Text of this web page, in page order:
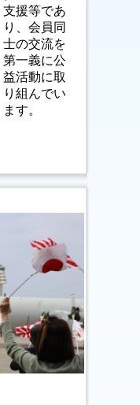
支援等であ
り、会員同
士の交流を
第一義に公
益活動に取
り組んでい
ます。